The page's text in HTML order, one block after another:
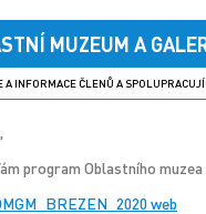
MUZEUM A
A INFORMACE ČLENŮ A
program Oblastního
web